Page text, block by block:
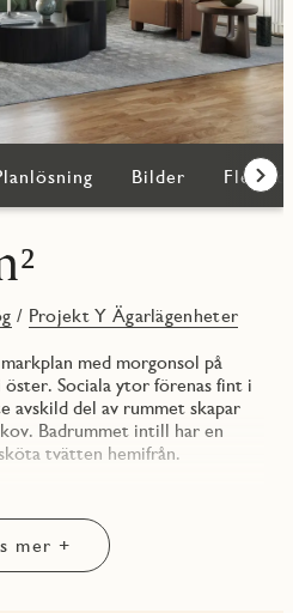
Bilder Fler
/ Projekt Y Ägarlägenheter
med morgonsol på
Sociala ytor förenas fint i
avskild del av rummet skapar
Badrummet intill har en
tvätten hemifrån.
På uteplatsen sitter du fint
grönska. Kökets interiör från
estetiskt tilltalande och
mer +